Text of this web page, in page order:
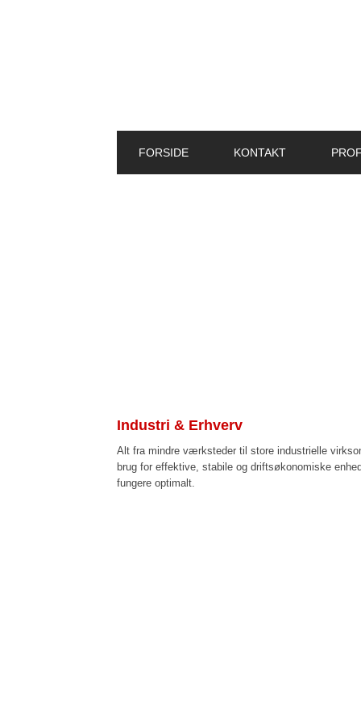
FORSIDE KONTAKT
Industri & Erhverv
Alt fra mindre værksteder til store industrielle
brug for effektive, stabile og driftsøkonomiske
fungere optimalt.